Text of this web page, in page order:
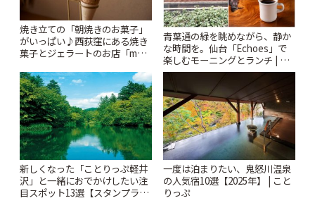
焼き立ての「朝焼きのお菓子」
がいっぱい♪西荻窪にある焼き
菓子とジェラートのお店「mUni
青葉通の緑を眺めながら、静か
な時間を。仙台「Echoes」で
楽しむモーニングとランチ | こ
とりっぷ
新しくなった「ことりっぷ軽井
沢」と一緒におでかけしたい注
目スポット13選【スタンプラリ
一度は泊まりたい、鬼怒川温泉
の人気宿10選【2025年】 | こと
りっぷ